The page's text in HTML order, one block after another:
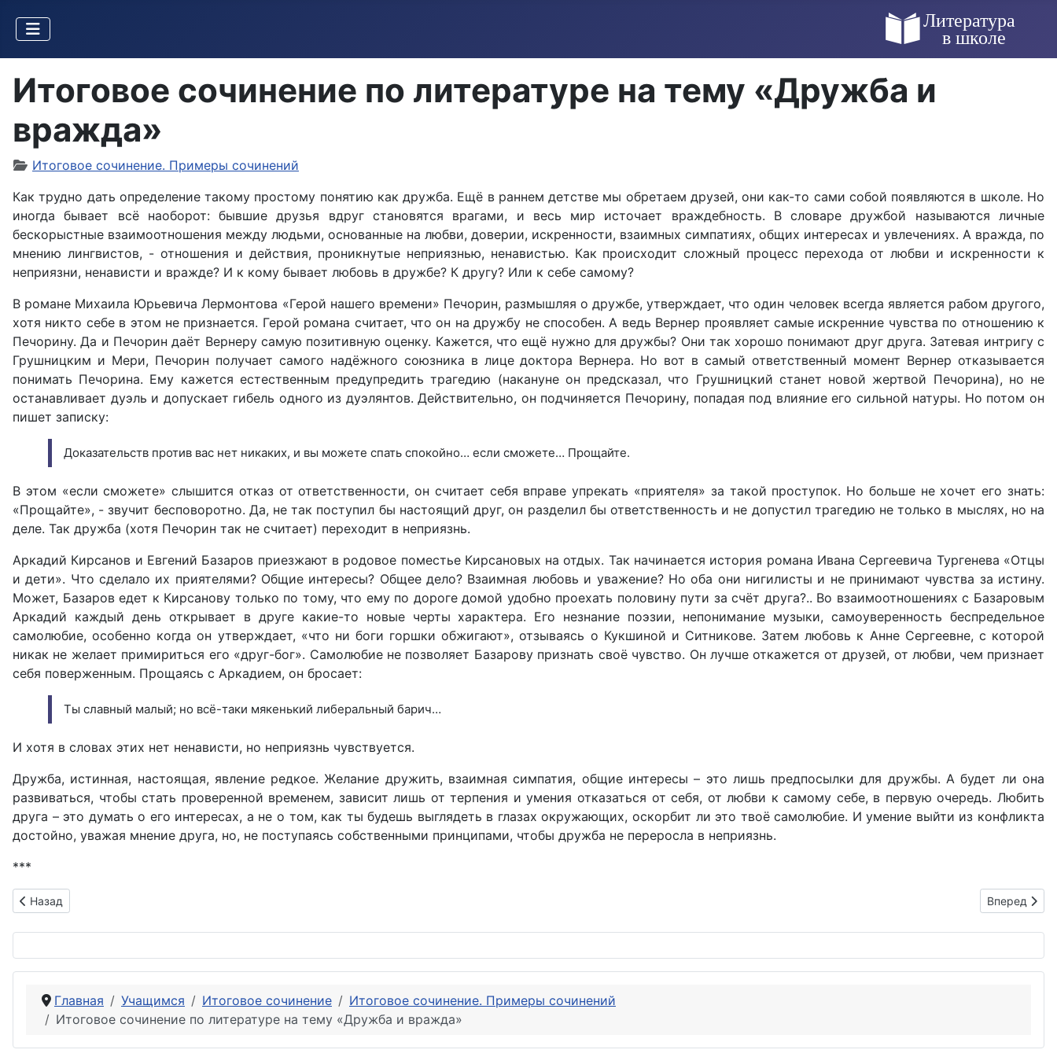
Итоговое сочинение по литературе на тему «Дружба и
вражда»
Итоговое сочинение. Примеры сочинений
Как трудно дать определение такому простому понятию как дружба. Ещё в раннем детстве мы обретаем друзей, они как-то сами собой появляются в школе. Но
иногда бывает всё наоборот: бывшие друзья вдруг становятся врагами, и весь мир источает враждебность. В словаре дружбой называются личные
бескорыстные взаимоотношения между людьми, основанные на любви, доверии, искренности, взаимных симпатиях, общих интересах и увлечениях. А вражда, по
мнению лингвистов, - отношения и действия, проникнутые неприязнью, ненавистью. Как происходит сложный процесс перехода от любви и искренности к
неприязни, ненависти и вражде? И к кому бывает любовь в дружбе? К другу? Или к себе самому?
В романе Михаила Юрьевича Лермонтова «Герой нашего времени» Печорин, размышляя о дружбе, утверждает, что один человек всегда является рабом другого,
хотя никто себе в этом не признается. Герой романа считает, что он на дружбу не способен. А ведь Вернер проявляет самые искренние чувства по отношению к
Печорину. Да и Печорин даёт Вернеру самую позитивную оценку. Кажется, что ещё нужно для дружбы? Они так хорошо понимают друг друга. Затевая интригу с
Грушницким и Мери, Печорин получает самого надёжного союзника в лице доктора Вернера. Но вот в самый ответственный момент Вернер отказывается
понимать Печорина. Ему кажется естественным предупредить трагедию (накануне он предсказал, что Грушницкий станет новой жертвой Печорина), но не
останавливает дуэль и допускает гибель одного из дуэлянтов. Действительно, он подчиняется Печорину, попадая под влияние его сильной натуры. Но потом он
пишет записку:
Доказательств против вас нет никаких, и вы можете спать спокойно… если сможете… Прощайте.
В этом «если сможете» слышится отказ от ответственности, он считает себя вправе упрекать «приятеля» за такой проступок. Но больше не хочет его знать:
«Прощайте», - звучит бесповоротно. Да, не так поступил бы настоящий друг, он разделил бы ответственность и не допустил трагедию не только в мыслях, но на
деле. Так дружба (хотя Печорин так не считает) переходит в неприязнь.
Аркадий Кирсанов и Евгений Базаров приезжают в родовое поместье Кирсановых на отдых. Так начинается история романа Ивана Сергеевича Тургенева «Отцы
и дети». Что сделало их приятелями? Общие интересы? Общее дело? Взаимная любовь и уважение? Но оба они нигилисты и не принимают чувства за истину.
Может, Базаров едет к Кирсанову только по тому, что ему по дороге домой удобно проехать половину пути за счёт друга?.. Во взаимоотношениях с Базаровым
Аркадий каждый день открывает в друге какие-то новые черты характера. Его незнание поэзии, непонимание музыки, самоуверенность беспредельное
самолюбие, особенно когда он утверждает, «что ни боги горшки обжигают», отзываясь о Кукшиной и Ситникове. Затем любовь к Анне Сергеевне, с которой
никак не желает примириться его «друг-бог». Самолюбие не позволяет Базарову признать своё чувство. Он лучше откажется от друзей, от любви, чем признает
себя поверженным. Прощаясь с Аркадием, он бросает:
Ты славный малый; но всё-таки мякенький либеральный барич…
И хотя в словах этих нет ненависти, но неприязнь чувствуется.
Дружба, истинная, настоящая, явление редкое. Желание дружить, взаимная симпатия, общие интересы – это лишь предпосылки для дружбы. А будет ли она
развиваться, чтобы стать проверенной временем, зависит лишь от терпения и умения отказаться от себя, от любви к самому себе, в первую очередь. Любить
друга – это думать о его интересах, а не о том, как ты будешь выглядеть в глазах окружающих, оскорбит ли это твоё самолюбие. И умение выйти из конфликта
достойно, уважая мнение друга, но, не поступаясь собственными принципами, чтобы дружба не переросла в неприязнь.
***
Предыдущий: Итоговое сочинение по литературе на тему «Разум и чувство» (вариант 2)
Назад Следующий:
Вперед
Главная Учащимся Итоговое сочинение
Итоговое сочинение. Примеры сочинений
Итоговое сочинение по литературе на тему «Дружба и вражда»